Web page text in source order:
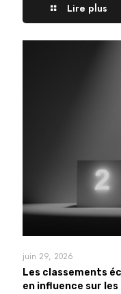
Lire plus
juin 29, 2026
Les classements
en influence sur